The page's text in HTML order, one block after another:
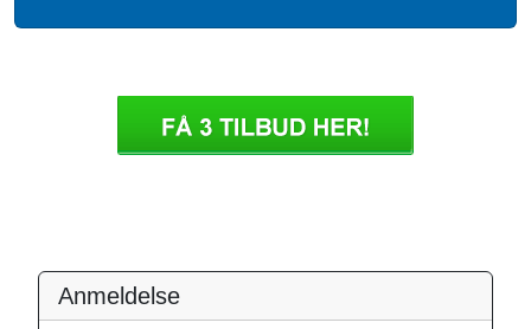
Anmeldelse